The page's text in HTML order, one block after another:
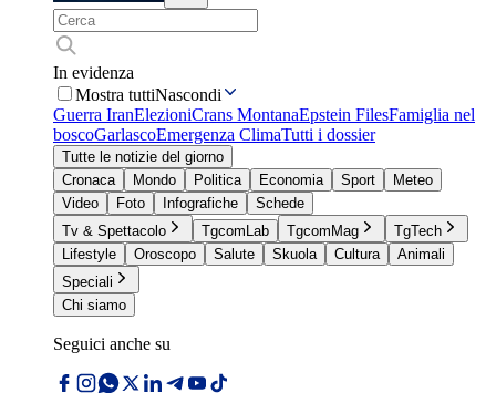
In evidenza
Mostra tuttiNascondi
Guerra IranElezioniCrans MontanaEpstein FilesFamiglia nel
boscoGarlascoEmergenza ClimaTutti i dossier
Tutte le notizie del giorno
Cronaca
Mondo Politica Economia Sport
Meteo
Video
Foto Infografiche
Schede
Tv & Spettacolo
TgcomLab TgcomMag
TgTech
Lifestyle
Oroscopo Salute Skuola Cultura
Animali
Speciali
Chi siamo
Seguici anche su